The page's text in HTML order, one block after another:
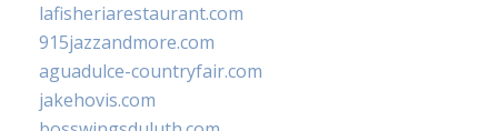
lafisheriarestaurant.com
915jazzandmore.com
aguadulce-countryfair.com
jakehovis.com